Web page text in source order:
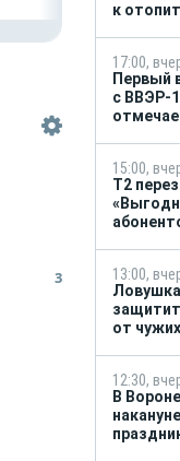
3
к
17:00,
Первый
с ВВЭР-
15:00,
Т2
13:00,
от
12:30,
В